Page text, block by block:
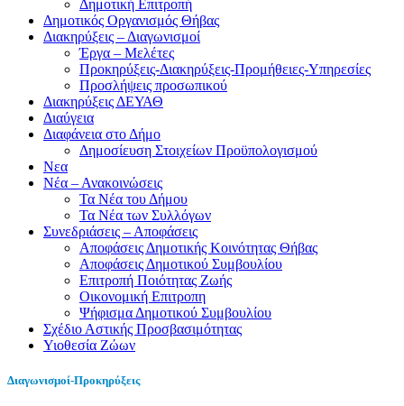
Δημοτική Επιτροπή
Δημοτικός Οργανισμός Θήβας
Διακηρύξεις – Διαγωνισμοί
Έργα – Μελέτες
Προκηρύξεις-Διακηρύξεις-Προμήθειες-Υπηρεσίες
Προσλήψεις προσωπικού
Διακηρύξεις ΔΕΥΑΘ
Διαύγεια
Διαφάνεια στο Δήμο
Δημοσίευση Στοιχείων Προϋπολογισμού
Νεα
Νέα – Ανακοινώσεις
Τα Νέα του Δήμου
Τα Νέα των Συλλόγων
Συνεδριάσεις – Αποφάσεις
Αποφάσεις Δημοτικής Κοινότητας Θήβας
Αποφάσεις Δημοτικού Συμβουλίου
Επιτροπή Ποιότητας Ζωής
Οικονομική Επιτροπη
Ψήφισμα Δημοτικού Συμβουλίου
Σχέδιο Αστικής Προσβασιμότητας
Υιοθεσία Ζώων
Διαγωνισμοί-Προκηρύξεις